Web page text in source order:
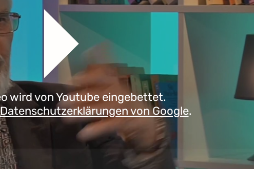
wird von Youtube eingebettet.
Datenschutzerklärungen von Google.